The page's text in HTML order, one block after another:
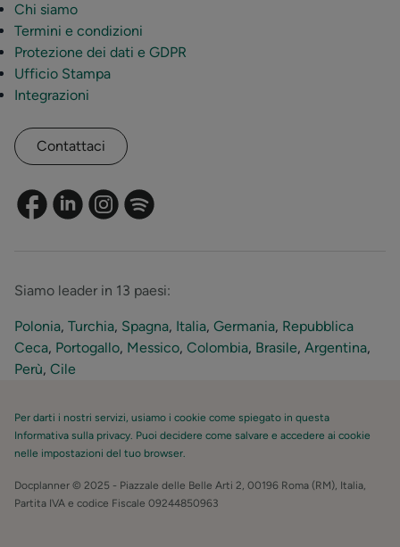
Chi siamo
Termini e condizioni
Protezione dei dati e GDPR
Ufficio Stampa
Integrazioni
Contattaci
Siamo leader in 13 paesi:
Polonia, Turchia, Spagna, Italia, Germania, Repubblica
Ceca, Portogallo, Messico, Colombia, Brasile, Argentina,
Perù, Cile
Per darti i nostri servizi, usiamo i cookie come spiegato in questa
Informativa sulla privacy. Puoi decidere come salvare e accedere ai cookie
nelle impostazioni del tuo browser.
Docplanner © 2025 - Piazzale delle Belle Arti 2, 00196 Roma (RM), Italia,
Partita IVA e codice Fiscale 09244850963